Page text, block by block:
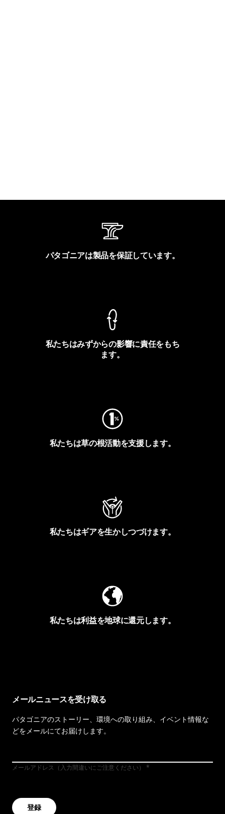
パタゴニアは製品を保証しています。
私たちはみずからの影響に責任をもち
ます。
私たちは草の根活動を支援します。
私たちはギアを生かしつづけます。
私たちは利益を地球に還元します。
メールニュースを受け取る
パタゴニアのストーリー、環境への取り組み、イベント情報な
どをメールにてお届けします。
メールアドレス（入力間違いにご注意ください）
登録